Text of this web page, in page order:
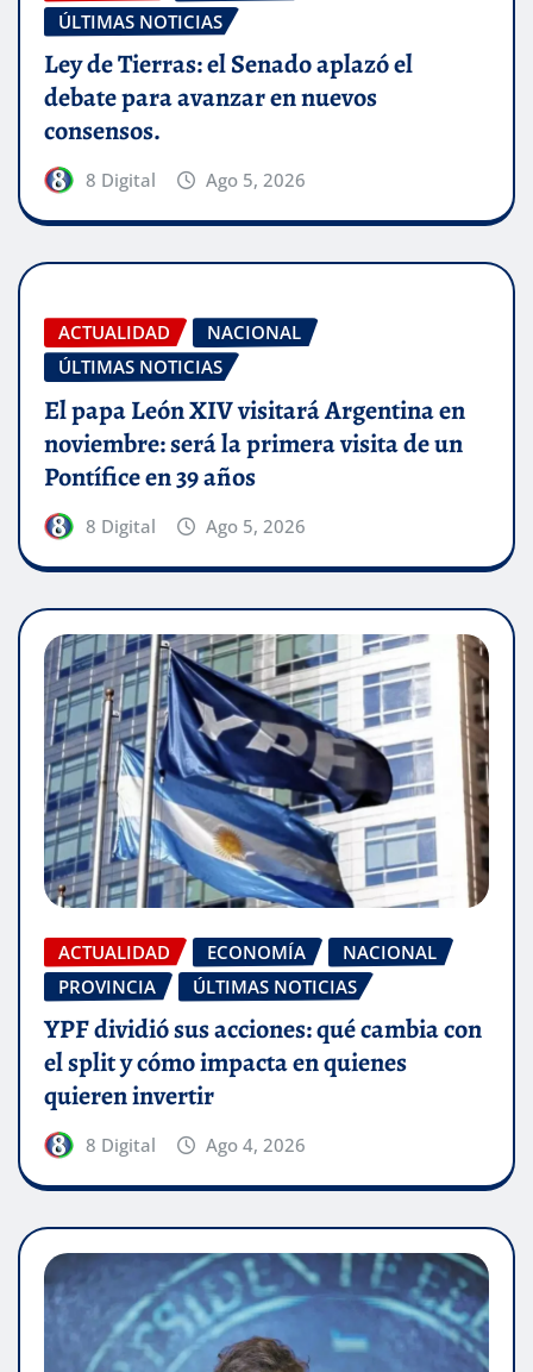
ÚLTIMAS NOTICIAS
Ley de Tierras: el Senado aplazó el
debate para avanzar en nuevos
consensos.
8 Digital Ago 5, 2026
ACTUALIDAD
NACIONAL
ÚLTIMAS NOTICIAS
El papa León XIV visitará Argentina en
noviembre: será la primera visita de un
Pontífice en 39 años
8 Digital Ago 5, 2026
ACTUALIDAD ECONOMÍA
NACIONAL
PROVINCIA
ÚLTIMAS NOTICIAS
YPF dividió sus acciones: qué cambia con
el split y cómo impacta en quienes
quieren invertir
8 Digital Ago 4, 2026